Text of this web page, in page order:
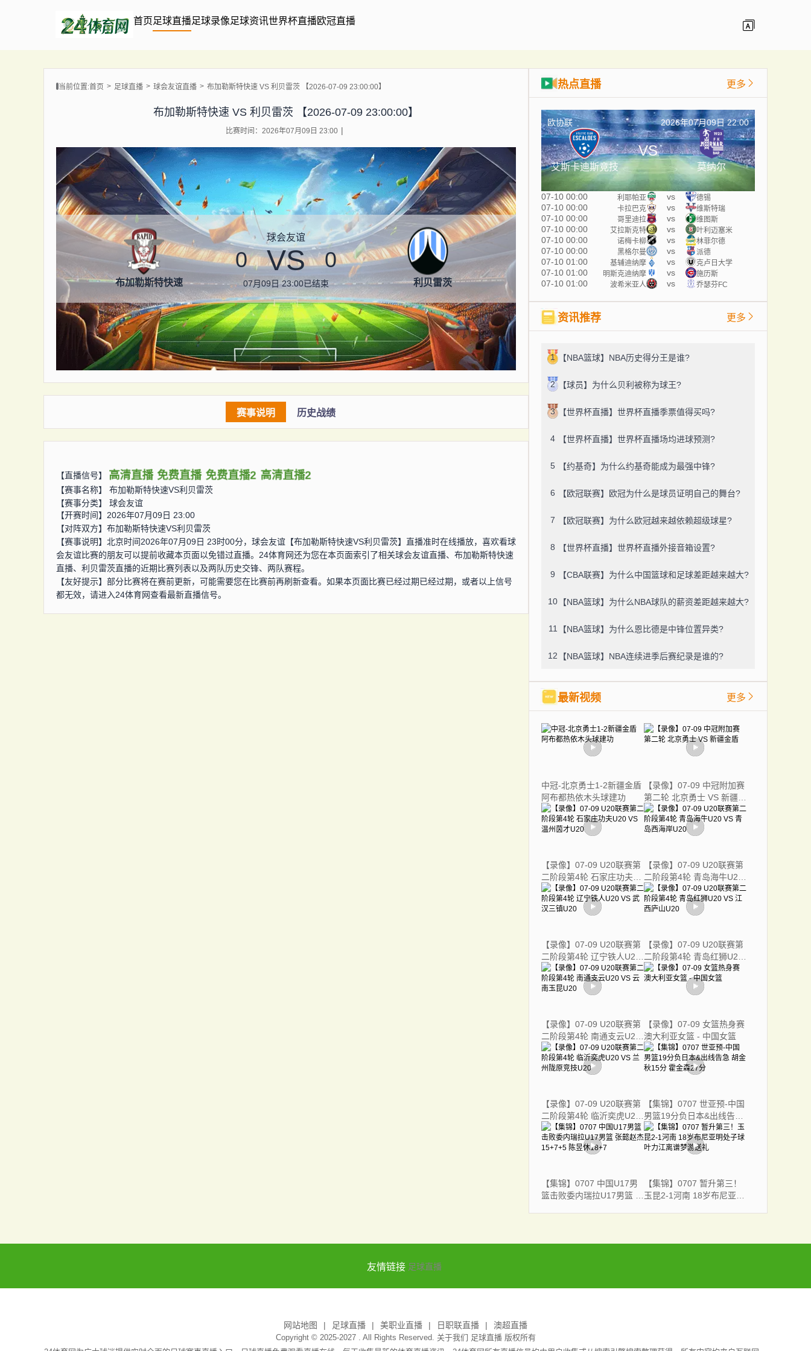
首页足球直播足球录像足球资讯世界杯直播欧冠直播
当前位置:首页 足球直播 球会友谊直播 布加勒斯特快速 VS 利贝雷茨 【2026-07-09 23:00:00】
布加勒斯特快速 VS 利贝雷茨 【2026-07-09 23:00:00】
比赛时间：2026年07月09日 23:00
布加勒斯特快速
球会友谊
0 VS 0
07月09日 23:00已结束 利贝雷茨
赛事说明 历史战绩
【直播信号】 高清直播 免费直播 免费直播2 高清直播2
【赛事名称】 布加勒斯特快速VS利贝雷茨
【赛事分类】 球会友谊
【开赛时间】2026年07月09日 23:00
【对阵双方】 布加勒斯特快速VS利贝雷茨
【赛事说明】北京时间2026年07月09日 23时00分，球会友谊【布加勒斯特快速VS利贝雷茨】直播准时在线播放，喜欢看球
会友谊比赛的朋友可以提前收藏本页面以免错过直播。24体育网还为您在本页面索引了相关球会友谊直播、布加勒斯特快速
直播、利贝雷茨直播的近期比赛列表以及两队历史交锋、两队赛程。
【友好提示】部分比赛将在赛前更新，可能需要您在比赛前再刷新查看。如果本页面比赛已经过期已经过期，或者以上信号
都无效，请进入24体育网查看最新直播信号。
热点直播 更多
欧协联 2026年07月09日 22:00
艾斯卡迪斯竞技
VS
莫纳尔
07-10 00:00 利耶帕亚 vs 德锡
07-10 00:00 卡拉巴克 vs 维斯特瑞
07-10 00:00 哥里迪拉 vs 维图斯
07-10 00:00 艾拉斯克特 vs 叶利迈塞米
07-10 00:00 诺梅卡柳 vs 林菲尔德
07-10 00:00 黑格尔曼 vs 派德
07-10 01:00 基辅迪纳摩 vs 克卢日大学
07-10 01:00 明斯克迪纳摩 vs 施历斯
07-10 01:00 波希米亚人 vs 乔瑟芬FC
资讯推荐 更多
1 【NBA篮球】NBA历史得分王是谁?
2 【球员】为什么贝利被称为球王?
3 【世界杯直播】世界杯直播季票值得买吗?
4 【世界杯直播】世界杯直播场均进球预测?
5 【约基奇】为什么约基奇能成为最强中锋?
6 【欧冠联赛】欧冠为什么是球员证明自己的舞台?
7 【欧冠联赛】为什么欧冠越来越依赖超级球星?
8 【世界杯直播】世界杯直播外接音箱设置?
9 【CBA联赛】为什么中国篮球和足球差距越来越大?
10 【NBA篮球】为什么NBA球队的薪资差距越来越大?
11 【NBA篮球】为什么恩比德是中锋位置异类?
12 【NBA篮球】NBA连续进季后赛纪录是谁的?
最新视频 更多
中冠-北京勇士1-2新疆金盾
阿布都热依木头球建功
【录像】07-09 中冠附加赛
第二轮 北京勇士 VS 新疆金
盾
【录像】07-09 U20联赛第
二阶段第4轮 石家庄功夫
U20 VS 温州茵才U20
【录像】07-09 U20联赛第
二阶段第4轮 青岛海牛U20
VS 青岛西海岸U20
【录像】07-09 U20联赛第
二阶段第4轮 辽宁铁人U20
VS 武汉三镇U20
【录像】07-09 U20联赛第
二阶段第4轮 青岛红狮U20
VS 江西庐山U20
【录像】07-09 U20联赛第
二阶段第4轮 南通支云U20
VS 云南玉昆U20
【录像】07-09 女篮热身赛
澳大利亚女篮 - 中国女篮
【录像】07-09 U20联赛第
二阶段第4轮 临沂奕虎U20
VS 兰州陇原竞技U20
【集锦】0707 世亚预-中国
男篮19分负日本&出线告急
胡金秋15分 霍金森27分
【集锦】0707 中国U17男
篮击败委内瑞拉U17男篮 张
【集锦】0707 暂升第三！
玉昆2-1河南 18岁布尼亚明
友情链接 足球直播
网站地图 足球直播 美职业直播 日职联直播 澳超直播
Copyright © 2025-2027 . All Rights Reserved. 关于我们 足球直播版权所有